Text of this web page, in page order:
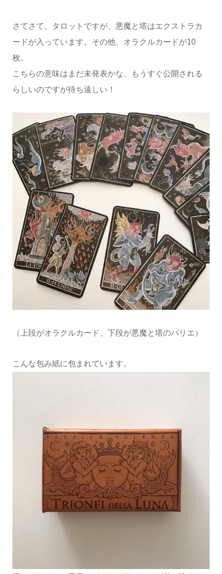
さてさて、タロットですが、悪魔と塔はエクストラカ
ードが入っています。その他、オラクルカードが10
枚。
こちらの意味はまだ未発表かな、もうすぐ公開される
らしいのですが待ち遠しい！
（上段がオラクルカード、下段が悪魔と塔のバリエ）
こんな包み紙に包まれています。